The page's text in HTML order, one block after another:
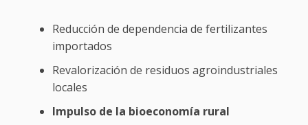
Reducción de dependencia de fertilizantes
importados
Revalorización de residuos agroindustriales
locales
Impulso de la bioeconomía rural